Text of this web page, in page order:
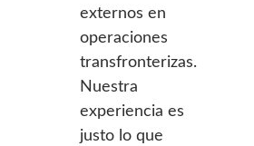
externos en
operaciones
transfronterizas.
Nuestra
experiencia es
justo lo que